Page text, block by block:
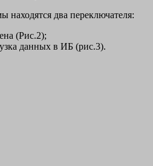
два переключателя:
(Рис.2);
данных в ИБ (рис.3).